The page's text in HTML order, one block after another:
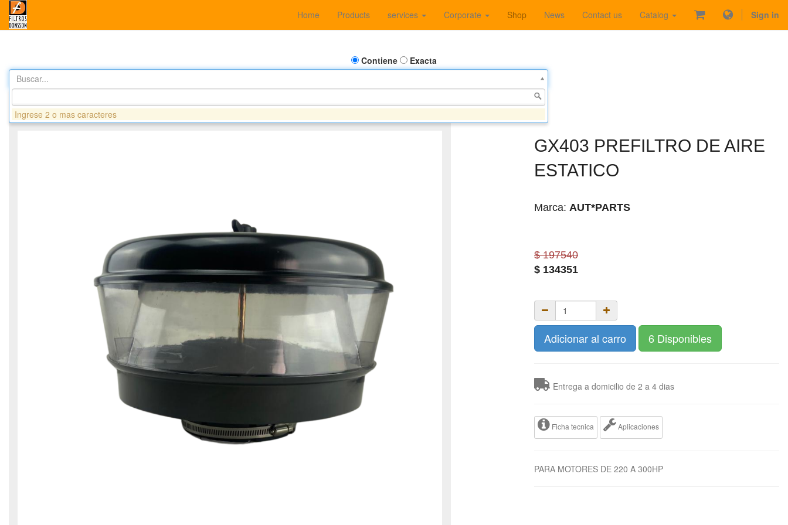
Home Products services Corporate Shop News Contact us Catalog Sign in
Contiene
Exacta
Buscar...
GX403 PREFILTRO DE AIRE
ESTATICO
Marca: AUT*PARTS
$ 197540
$ 134351
Adicionar al carro 6 Disponibles
Entrega a domicilio de 2 a 4 dias
Ficha tecnica Aplicaciones
PARA MOTORES DE 220 A 300HP
Ingrese 2 o mas caracteres